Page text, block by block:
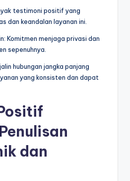
testimoni positif yang
dan keandalan layanan ini.
Komitmen menjaga privasi dan
sepenuhnya.
hubungan jangka panjang
yang konsisten dan dapat
dan